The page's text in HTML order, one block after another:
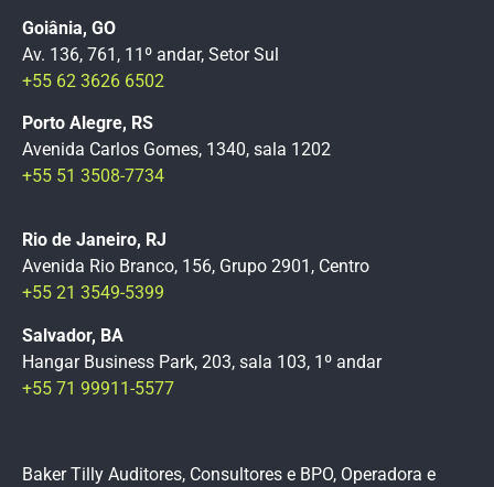
Goiânia, GO
Av. 136, 761, 11º andar, Setor Sul
+55 62 3626 6502
Porto Alegre, RS
Avenida Carlos Gomes, 1340, sala 1202
+55 51 3508-7734
Rio de Janeiro, RJ
Avenida Rio Branco, 156, Grupo 2901, Centro
+55 21 3549-5399
Salvador, BA
Hangar Business Park, 203, sala 103, 1º andar
+55 71 99911-5577
Baker Tilly Auditores, Consultores e BPO, Operadora e